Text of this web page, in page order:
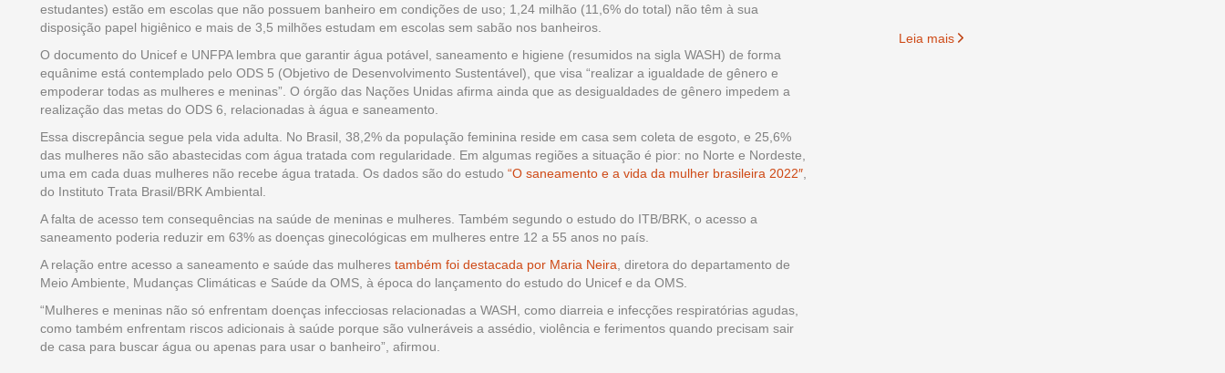
estudantes) estão em escolas que não possuem banheiro em condições de uso; 1,24 milhão (11,6% do total) não têm à sua
disposição papel higiênico e mais de 3,5 milhões estudam em escolas sem sabão nos banheiros.
O documento do Unicef e UNFPA lembra que garantir água potável, saneamento e higiene (resumidos na sigla WASH) de forma
equânime está contemplado pelo ODS 5 (Objetivo de Desenvolvimento Sustentável), que visa “realizar a igualdade de gênero e
empoderar todas as mulheres e meninas”. O órgão das Nações Unidas afirma ainda que as desigualdades de gênero impedem a
realização das metas do ODS 6, relacionadas à água e saneamento.
Essa discrepância segue pela vida adulta. No Brasil, 38,2% da população feminina reside em casa sem coleta de esgoto, e 25,6%
das mulheres não são abastecidas com água tratada com regularidade. Em algumas regiões a situação é pior: no Norte e Nordeste,
uma em cada duas mulheres não recebe água tratada. Os dados são do estudo “O saneamento e a vida da mulher brasileira 2022″,
do Instituto Trata Brasil/BRK Ambiental.
A falta de acesso tem consequências na saúde de meninas e mulheres. Também segundo o estudo do ITB/BRK, o acesso a
saneamento poderia reduzir em 63% as doenças ginecológicas em mulheres entre 12 a 55 anos no país.
A relação entre acesso a saneamento e saúde das mulheres também foi destacada por Maria Neira, diretora do departamento de
Meio Ambiente, Mudanças Climáticas e Saúde da OMS, à época do lançamento do estudo do Unicef e da OMS.
“Mulheres e meninas não só enfrentam doenças infecciosas relacionadas a WASH, como diarreia e infecções respiratórias agudas,
como também enfrentam riscos adicionais à saúde porque são vulneráveis ​​a assédio, violência e ferimentos quando precisam sair
de casa para buscar água ou apenas para usar o banheiro”, afirmou.
Leia mais